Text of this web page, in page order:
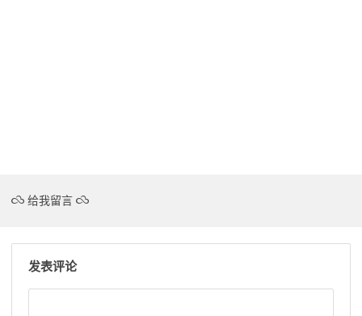
给我留言
发表评论